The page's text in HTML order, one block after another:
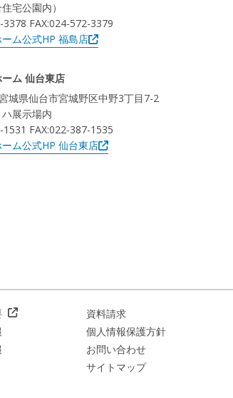
宅公園内）
3378 FAX:024-572-3379
ム公式HP 福島店
ム 仙台東店
城県仙台市宮城野区中野3丁目7-2
展示場内
1531 FAX:022-387-1535
ム公式HP 仙台東店
資料請求
個人情報保護方針
お問い合わせ
サイトマップ